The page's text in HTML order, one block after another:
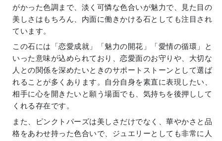
がかった色調まで、淡く可憐な色合いが魅力で、見た目の
美しさはもちろん、内面に働きかける石としても注目され
ています。
この石には「恋愛成就」「魅力の開花」「愛情の循環」と
いった意味が込められており、恋愛面のお守りや、大切な
人との関係を深めたいときのサポートストーンとして選ば
れることが多くあります。自分自身を素直に表現したい、
相手に心を開きたいと願う場面でも、気持ちを後押しして
くれる存在です。
また、ピンクトパーズは美しさだけでなく、華やかさと品
格をあわせ持った色合いで、ジュエリーとしても非常に人